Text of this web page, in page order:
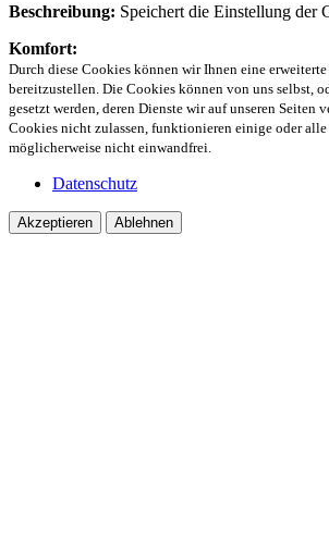
Beschreibung: Speichert die Einstellung der
Komfort:
Durch diese Cookies können wir Ihnen eine
bereitzustellen. Die Cookies können von uns selbst,
gesetzt werden, deren Dienste wir auf unseren Seiten
Cookies nicht zulassen, funktionieren einige oder alle
möglicherweise nicht einwandfrei.
Datenschutz
Akzeptieren Ablehnen